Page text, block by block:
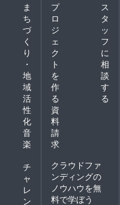
ま
ち
づ
く
り
・
地
域
活
性
化
音
楽
チ
ャ
レ
ン
プ
ロ
ジ
ェ
ク
ト
を
作
る
ス
タ
ッ
フ
に
相
談
す
る
資
料
請
求
クラウドファ
ンディングの
ノウハウを無
料で学ぼう